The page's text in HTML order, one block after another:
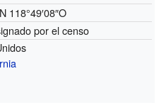
118°49′08″O
por el censo